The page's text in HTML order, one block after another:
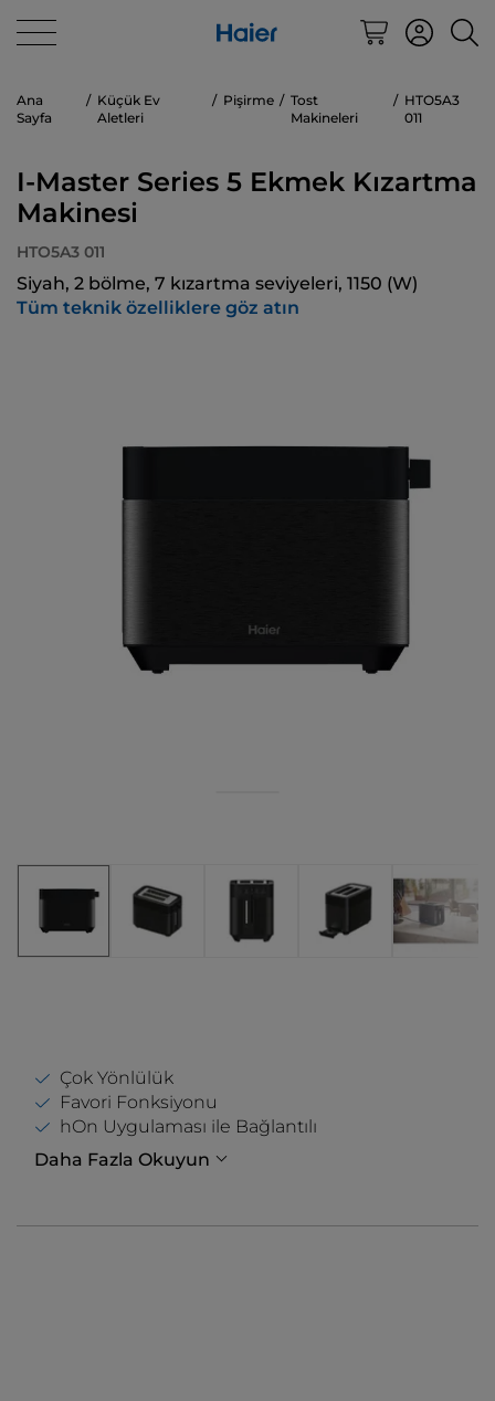
Ana
Sayfa
Küçük Ev
Aletleri
Pişirme
Tost
Makineleri
HTO5A3
011
I-Master Series 5 Ekmek Kızartma
Makinesi
HTO5A3 011
Siyah, 2 bölme, 7 kızartma seviyeleri, 1150 (W)
Tüm teknik özelliklere göz atın
Çok Yönlülük
Favori Fonksiyonu
hOn Uygulaması ile Bağlantılı
Daha Fazla Okuyun